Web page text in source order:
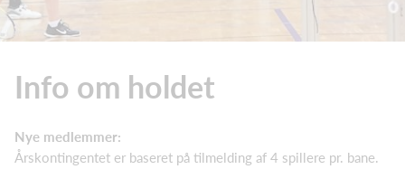
Info om holdet
Nye medlemmer:
Årskontingentet er baseret på tilmelding af 4 spillere pr. bane.